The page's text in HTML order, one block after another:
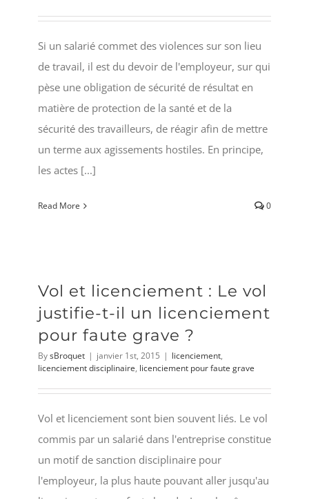
Si un salarié commet des violences sur son lieu
de travail, il est du devoir de l'employeur, sur qui
pèse une obligation de sécurité de résultat en
matière de protection de la santé et de la
sécurité des travailleurs, de réagir afin de mettre
un terme aux agissements hostiles. En principe,
les actes [...]
Read More 0
Vol et licenciement : Le vol
justifie-t-il un licenciement
pour faute grave ?
BysBroquet | janvier 1st, 2015 | licenciement,
licenciement disciplinaire, licenciement pour faute grave
Vol et licenciement sont bien souvent liés. Le vol
commis par un salarié dans l'entreprise constitue
un motif de sanction disciplinaire pour
l'employeur, la plus haute pouvant aller jusqu'au